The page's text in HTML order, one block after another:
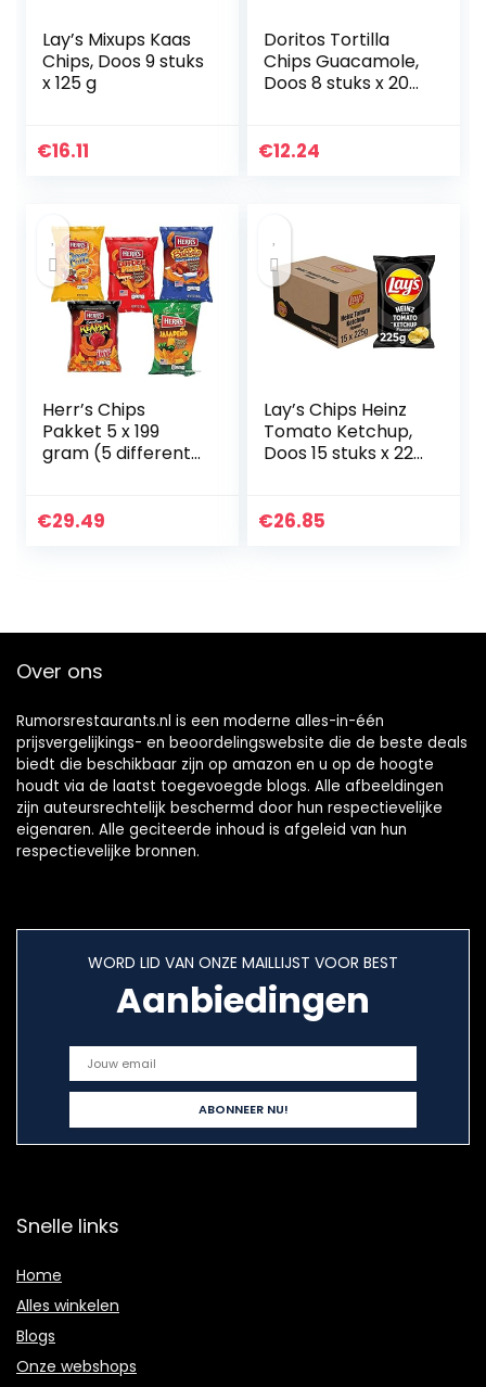
Lay’s Mixups Kaas
Chips, Doos 9 stuks
x 125 g
€16.11
Doritos Tortilla
Chips Guacamole,
Doos 8 stuks x 200
€12.24
Herr’s Chips
Pakket 5 x 199
gram (5 different
€29.49
Lay’s Chips Heinz
Tomato Ketchup,
Doos 15 stuks x 225
€26.85
Over ons
Rumorsrestaurants.nl is een moderne alles-in-één
prijsvergelijkings- en beoordelingswebsite die de beste deals
biedt die beschikbaar zijn op amazon en u op de hoogte
houdt via de laatst toegevoegde blogs. Alle afbeeldingen
zijn auteursrechtelijk beschermd door hun respectievelijke
eigenaren. Alle geciteerde inhoud is afgeleid van hun
respectievelijke bronnen.
WORD LID VAN ONZE MAILLIJST VOOR BEST
Aanbiedingen
Snelle links
Home
Alles winkelen
Blogs
Onze webshops